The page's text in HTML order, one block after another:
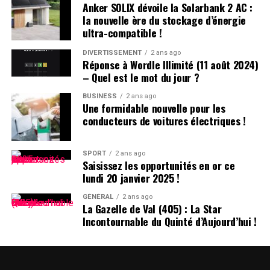
confusion lors des appels en classe, les enseignants
ajoutent souvent la première lettre du nom de famille
après le prénom : ainsi devient-il rapidement « Hugo
D. », un surnom auquel il s’habitue sans arduousé.
Pensées sur l’Identité Associée au
Prénom
Le choix d’un prénom peut avoir un impact significatif
sur notre identité personnelle tout au long de notre
existence. Que ce soit pour se distinguer ou pour
s’intégrer dans un groupe social spécifique, chaque
individu développe une relation particulière avec son
propre nom.
les prénoms ne sont pas simplement des désignations ;
Anker SOLIX dévoile la Solarbank 2 AC :
la nouvelle ère du stockage d’énergie
ultra-compatible !
DIVERTISSEMENT 2 ans ago
Réponse à Wordle Illimité (11 août 2024)
– Quel est le mot du jour ?
BUSINESS 2 ans ago
Une formidable nouvelle pour les
conducteurs de voitures électriques !
SPORT 2 ans ago
Saisissez les opportunités en or ce
lundi 20 janvier 2025 !
GÉNÉRAL 2 ans ago
La Gazelle de Val (405) : La Star
Incontournable du Quinté d’Aujourd’hui !